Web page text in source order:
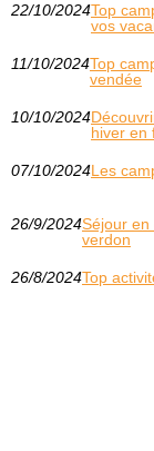
22/10/2024Top
vos
11/10/2024Top
vendée
10/10/2024
hiver en
07/10/2024Les
26/9/2024Séjour en
verdon
26/8/2024Top